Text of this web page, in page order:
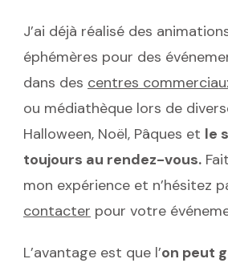
J’ai déjà réalisé des
éphémères pour des
dans des centres
ou médiathèque lors de
Halloween, Noël, Pâques et le
toujours au rendez-vous.
mon expérience et n’hésitez
contacter pour votre
L’avantage est que l’on peut